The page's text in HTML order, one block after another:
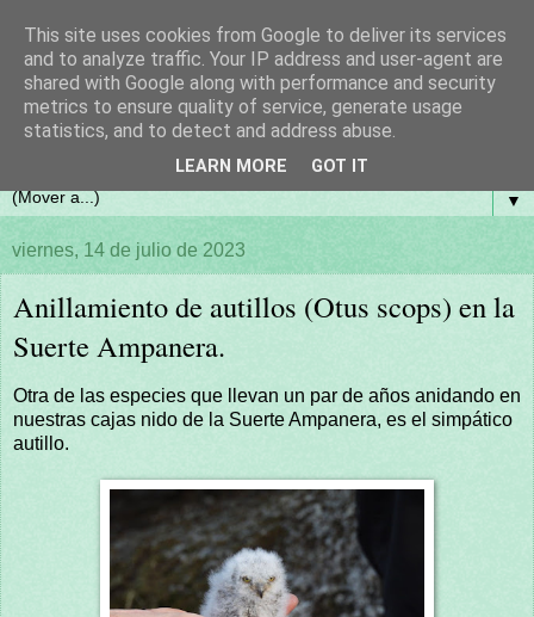
▼
viernes, 14 de julio de 2023
Anillamiento de autillos (Otus scops) en la
Suerte Ampanera.
Otra de las especies que llevan un par de años anidando en
nuestras cajas nido de la Suerte Ampanera, es el simpático
autillo.
This site uses cookies from Google to deliver its services
and to analyze traffic. Your IP address and user-agent are
shared with Google along with performance and security
metrics to ensure quality of service, generate usage
statistics, and to detect and address abuse.
LEARN MORE GOT IT